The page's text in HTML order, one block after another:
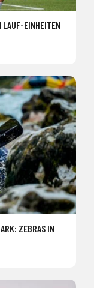
LAUF-EINHEITEN
ZEBRAS IN